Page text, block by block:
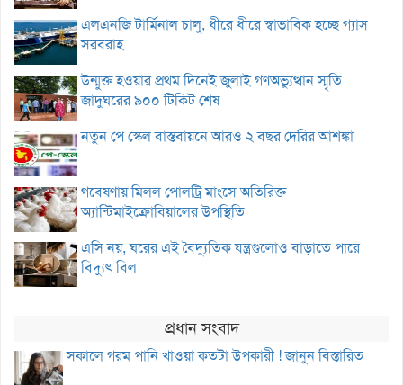
এলএনজি টার্মিনাল চালু, ধীরে ধীরে স্বাভাবিক হচ্ছে গ্যাস
সরবরাহ
উন্মুক্ত হওয়ার প্রথম দিনেই জুলাই গণঅভ্যুত্থান স্মৃতি
জাদুঘরের ৯০০ টিকিট শেষ
নতুন পে স্কেল বাস্তবায়নে আরও ২ বছর দেরির আশঙ্কা
গবেষণায় মিলল পোলট্রি মাংসে অতিরিক্ত
অ্যান্টিমাইক্রোবিয়ালের উপস্থিতি
এসি নয়, ঘরের এই বৈদ্যুতিক যন্ত্রগুলোও বাড়াতে পারে
বিদ্যুৎ বিল
প্রধান সংবাদ
সকালে গরম পানি খাওয়া কতটা উপকারী ! জানুন বিস্তারিত